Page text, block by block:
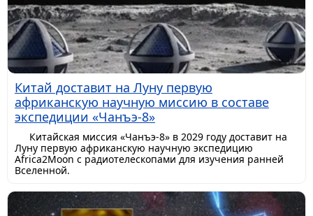
Китай доставит на Луну первую
африканскую научную миссию в составе
экспедиции «Чанъэ-8»
Китайская миссия «Чанъэ-8» в 2029 году доставит на
Луну первую африканскую научную экспедицию
Africa2Moon с радиотелескопами для изучения ранней
Вселенной.